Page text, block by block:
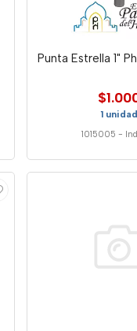
Punta Estrella 1"
1 unidad
1015005 -